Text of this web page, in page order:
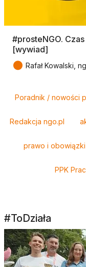
#prosteNGO.
[wywiad]
● Rafał Kowalski,
Poradnik / nowości
Redakcja ngo.pl
prawo i obowiązki
PPK
#ToDziała